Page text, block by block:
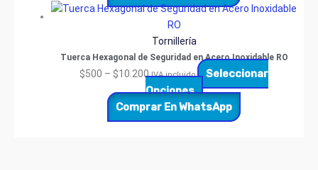
Tornillería
Tuerca Hexagonal de Seguridad en Acero Inoxidable RO
$500 – $10.200 IVA incluido
Seleccionar
Opciones
Comprar En WhatsApp